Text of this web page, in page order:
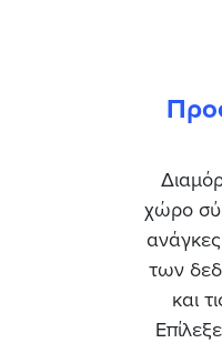
χώρο
των
και